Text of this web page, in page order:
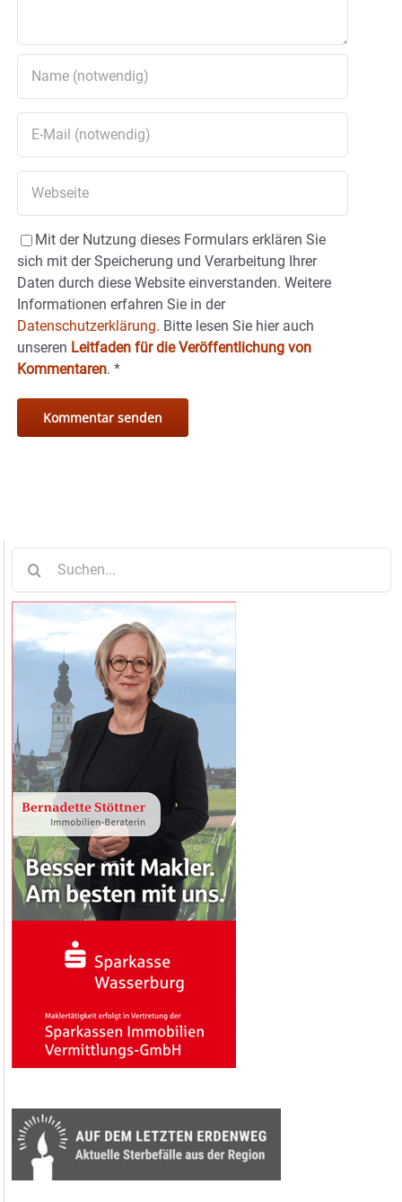
Mit der Nutzung dieses Formulars erklären Sie
sich mit der Speicherung und Verarbeitung Ihrer
Daten durch diese Website einverstanden. Weitere
Informationen erfahren Sie in der
Datenschutzerklärung. Bitte lesen Sie hier auch
unseren Leitfaden für die Veröffentlichung von
Kommentaren. *
nach: